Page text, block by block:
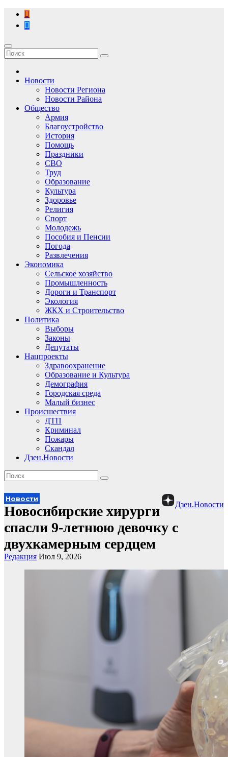
Перейти
содержимому
Новости
Новости Региона
Новости Района
Общество
Армия
Благоустройство
История
Помощь
Праздники
СВО
Труд
Образование
Культура
Здоровье
Религия
Спорт
Молодежь
Пособия и Пенсии
Погода
Развлечения
Экономика
Сельское хозяйство
Промышленность
Дороги и Транспорт
Экология
ЖКХ и Строительство
Политика
Выборы
Законы
Депутаты
Нацпроекты
Здравоохранение
Образование и Культура
Демография
Городская среда
Малый бизнес
Происшествия
ДТП
Криминал
Пожары
Скандал
Дзен.Новости
Дзен.Новости
Новости
Новосибирские хирурги
спасли 9-летнюю девочку с
двухкамерным сердцем
Редакция Июл 9, 2026